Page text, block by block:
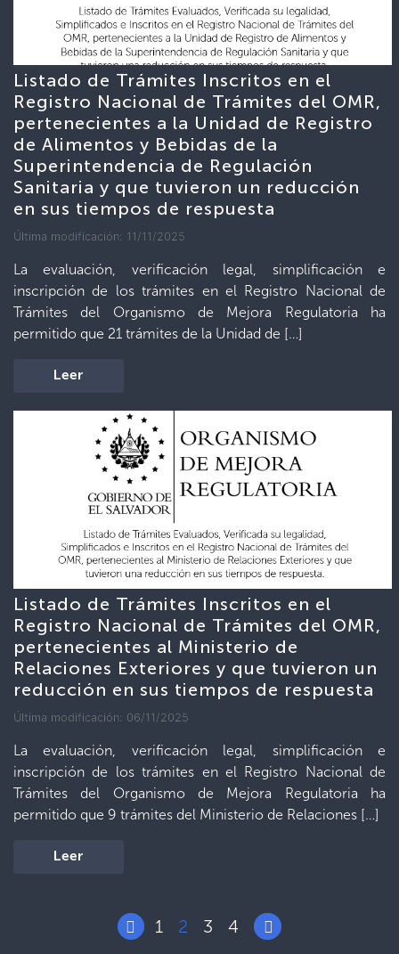
Listado de Trámites Inscritos en el
Registro Nacional de Trámites del OMR,
pertenecientes a la Unidad de Registro
de Alimentos y Bebidas de la
Superintendencia de Regulación
Sanitaria y que tuvieron un reducción
en sus tiempos de respuesta
Última modificación: 11/11/2025
La evaluación, verificación legal, simplificación e
inscripción de los trámites en el Registro Nacional de
Trámites del Organismo de Mejora Regulatoria ha
permitido que 21 trámites de la Unidad de […]
Leer
Listado de Trámites Inscritos en el
Registro Nacional de Trámites del OMR,
pertenecientes al Ministerio de
Relaciones Exteriores y que tuvieron un
reducción en sus tiempos de respuesta
Última modificación: 06/11/2025
La evaluación, verificación legal, simplificación e
inscripción de los trámites en el Registro Nacional de
Trámites del Organismo de Mejora Regulatoria ha
permitido que 9 trámites del Ministerio de Relaciones […]
Leer
1 2 3 4